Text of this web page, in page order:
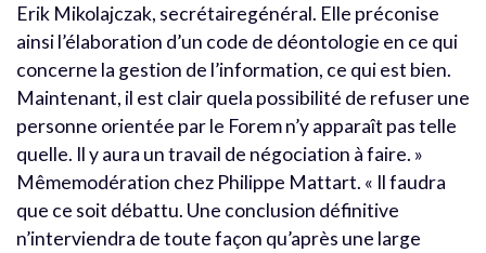
Erik Mikolajczak, secrétairegénéral. Elle préconise
ainsi l’élaboration d’un code de déontologie en ce qui
concerne la gestion de l’information, ce qui est bien.
Maintenant, il est clair quela possibilité de refuser une
personne orientée par le Forem n’y apparaît pas telle
quelle. Il y aura un travail de négociation à faire. »
Mêmemodération chez Philippe Mattart. « Il faudra
que ce soit débattu. Une conclusion définitive
n’interviendra de toute façon qu’après une large